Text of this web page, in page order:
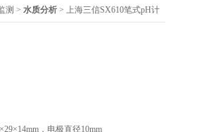
测 > 水质分析 > 上海三信SX610笔式pH计
，电极直径10mm